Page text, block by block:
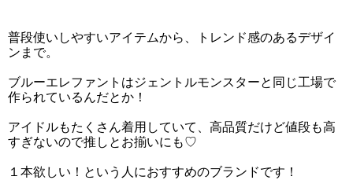
普段使いしやすいアイテムから、トレンド感のあるデザイ
ンまで。
ブルーエレファントはジェントルモンスターと同じ工場で
作られているんだとか！
アイドルもたくさん着用していて、高品質だけど値段も高
すぎないので推しとお揃いにも♡
１本欲しい！という人におすすめのブランドです！